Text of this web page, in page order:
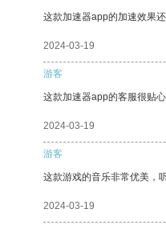
这款加速器app的加速效果
2024-03-19
游客
这款加速器app的客服很贴
2024-03-19
游客
这款游戏的音乐非常优美，
2024-03-19